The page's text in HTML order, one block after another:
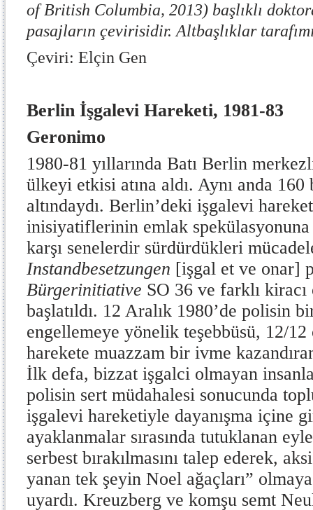
of British Columbia, 2013) başlıklı
pasajların çevirisidir. Altbaşlıklar
Çeviri: Elçin Gen
Berlin İşgalevi Hareketi, 1981-83
Geronimo
1980-81 yıllarında Batı Berlin
ülkeyi etkisi atına aldı. Aynı anda
altındaydı. Berlin’deki işgalevi
inisiyatiflerinin emlak spekülasyonuna
karşı senelerdir sürdürdükleri
Instandbesetzungen [işgal et ve onar]
Bürgerinitiative SO 36 ve farklı
başlatıldı. 12 Aralık 1980’de polisin
engellemeye yönelik teşebbüsü, 12/12
harekete muazzam bir ivme
İlk defa, bizzat işgalci olmayan
polisin sert müdahalesi sonucunda
işgalevi hareketiyle dayanışma içine
ayaklanmalar sırasında tutuklanan
serbest bırakılmasını talep ederek,
yanan tek şeyin Noel ağaçları”
uyardı. Kreuzberg ve komşu semt